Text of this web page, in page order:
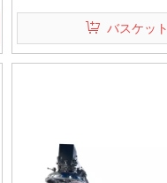
バスケット